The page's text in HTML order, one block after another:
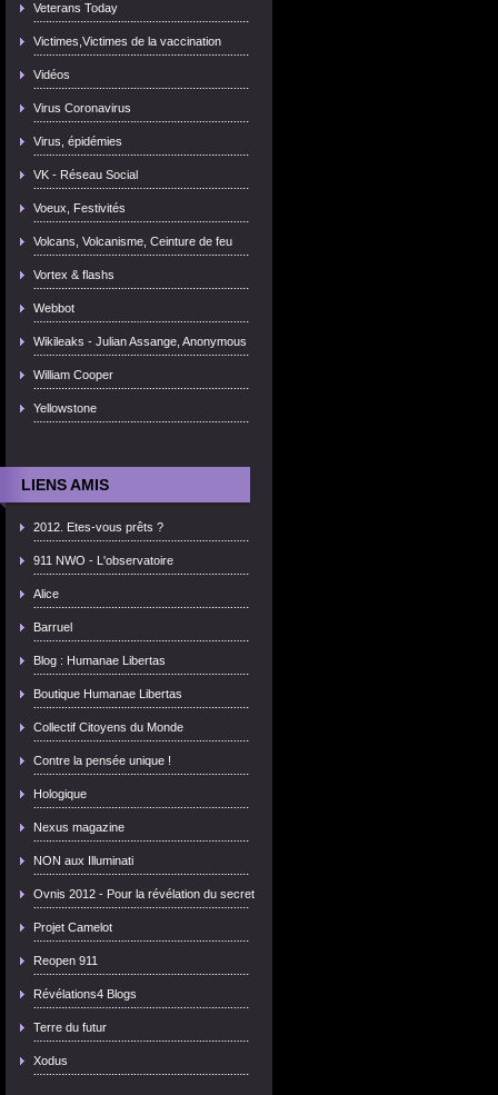
Veterans Today
Victimes,Victimes de la vaccination
Vidéos
Virus Coronavirus
Virus, épidémies
VK - Réseau Social
Voeux, Festivités
Volcans, Volcanisme, Ceinture de feu
Vortex & flashs
Webbot
Wikileaks - Julian Assange, Anonymous
William Cooper
Yellowstone
LIENS AMIS
2012. Etes-vous prêts ?
911 NWO - L'observatoire
Alice
Barruel
Blog : Humanae Libertas
Boutique Humanae Libertas
Collectif Citoyens du Monde
Contre la pensée unique !
Hologique
Nexus magazine
NON aux Illuminati
Ovnis 2012 - Pour la révélation du secret
Projet Camelot
Reopen 911
Révélations4 Blogs
Terre du futur
Xodus